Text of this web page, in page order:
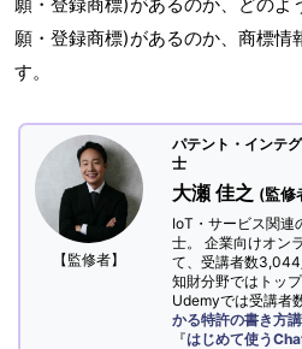
願・登録商標)があるのか、商標情
す。
【監修者】
パテント・インテ
士
大瀬 佳之 (監修
IoT・サービス関連
士。 企業向けオン
て、受講者数
知財分野ではトップ
Udemyでは受講者
かる特許の書き方
『はじめて使う